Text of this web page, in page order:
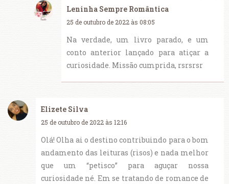
Leninha Sempre Romântica
25 de outubro de 2022 às 08:05
Na verdade, um livro parado, e um
conto anterior lançado para atiçar a
curiosidade. Missão cumprida, rsrsrsr
Elizete Silva
25 de outubro de 2022 às 12:16
Olá! Olha ai o destino contribuindo para o bom
andamento das leituras (risos) e nada melhor
que um “petisco” para aguçar nossa
curiosidade né. Em se tratando de romance de